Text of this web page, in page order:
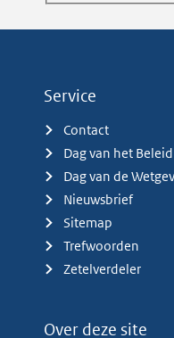
Service
Contact
Dag van het Beleid
Dag van de
Nieuwsbrief
Sitemap
Trefwoorden
Zetelverdeler
Over deze site